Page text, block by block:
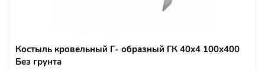
Костыль кровельный Г- образный ГК 40х4 100х400
Без грунта